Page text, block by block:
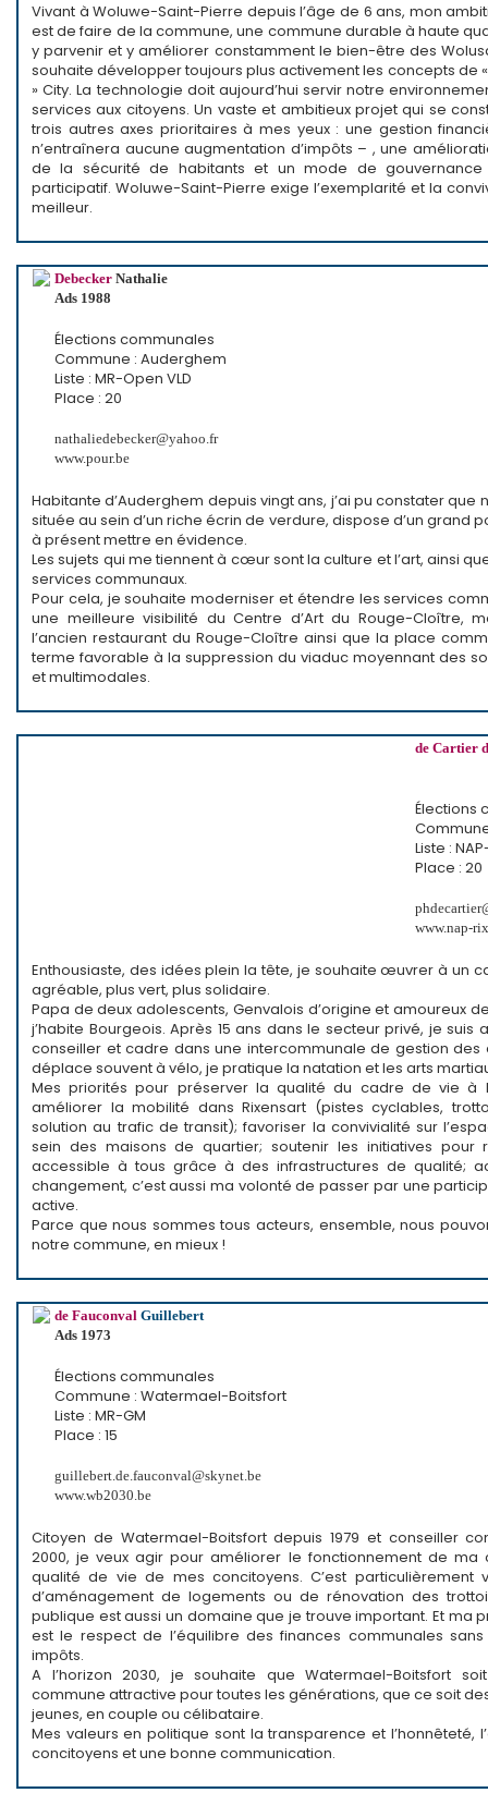
Vivant à Woluwe-Saint-Pierre depuis l’âge de 6 ans, mon
est de faire de la commune, une commune durable à haute
y parvenir et y améliorer constamment le bien-être des
souhaite développer toujours plus activement les concepts de
» City. La technologie doit aujourd’hui servir notre
services aux citoyens. Un vaste et ambitieux projet qui se
trois autres axes prioritaires à mes yeux : une gestion
n’entraînera aucune augmentation d’impôts – , une
de la sécurité de habitants et un mode de gouvernance
participatif. Woluwe-Saint-Pierre exige l’exemplarité et la
meilleur.
Debecker Nathalie
Ads 1988
Élections communales
Commune : Auderghem
Liste : MR-Open VLD
Place : 20
nathaliedebecker@yahoo.fr
www.pour.be
Habitante d’Auderghem depuis vingt ans, j’ai pu constater que
située au sein d’un riche écrin de verdure, dispose d’un grand
à présent mettre en évidence.
Les sujets qui me tiennent à cœur sont la culture et l’art, ainsi
services communaux.
Pour cela, je souhaite moderniser et étendre les services
une meilleure visibilité du Centre d’Art du Rouge-Cloître,
l’ancien restaurant du Rouge-Cloître ainsi que la place
terme favorable à la suppression du viaduc moyennant des
et multimodales.
de Cartier
Élections
Liste :
Place : 20
www.nap-
Enthousiaste, des idées plein la tête, je souhaite œuvrer à un
agréable, plus vert, plus solidaire.
Papa de deux adolescents, Genvalois d’origine et amoureux
j’habite Bourgeois. Après 15 ans dans le secteur privé, je suis
conseiller et cadre dans une intercommunale de gestion des
déplace souvent à vélo, je pratique la natation et les arts
Mes priorités pour préserver la qualité du cadre de vie à
améliorer la mobilité dans Rixensart (pistes cyclables,
solution au trafic de transit); favoriser la convivialité sur
sein des maisons de quartier; soutenir les initiatives pour
accessible à tous grâce à des infrastructures de qualité;
changement, c’est aussi ma volonté de passer par une
active.
Parce que nous sommes tous acteurs, ensemble, nous
notre commune, en mieux !
de Fauconval Guillebert
Ads 1973
Élections communales
Commune : Watermael-Boitsfort
Liste : MR-GM
Place : 15
guillebert.de.fauconval@skynet.be
www.wb2030.be
Citoyen de Watermael-Boitsfort depuis 1979 et conseiller
2000, je veux agir pour améliorer le fonctionnement de ma
qualité de vie de mes concitoyens. C’est particulièrement
d’aménagement de logements ou de rénovation des
publique est aussi un domaine que je trouve important. Et ma
est le respect de l’équilibre des finances communales
impôts.
A l’horizon 2030, je souhaite que Watermael-Boitsfort
commune attractive pour toutes les générations, que ce soit
jeunes, en couple ou célibataire.
Mes valeurs en politique sont la transparence et l’honnêteté,
concitoyens et une bonne communication.